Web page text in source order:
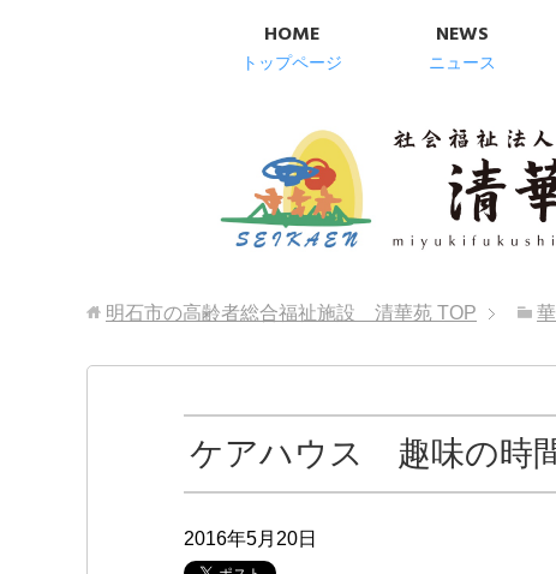
HOME
トップページ
NEWS
ニュース
明石市の高齢者総合福祉施設 清華苑 TOP
ケアハウス 趣味の時
2016年5月20日